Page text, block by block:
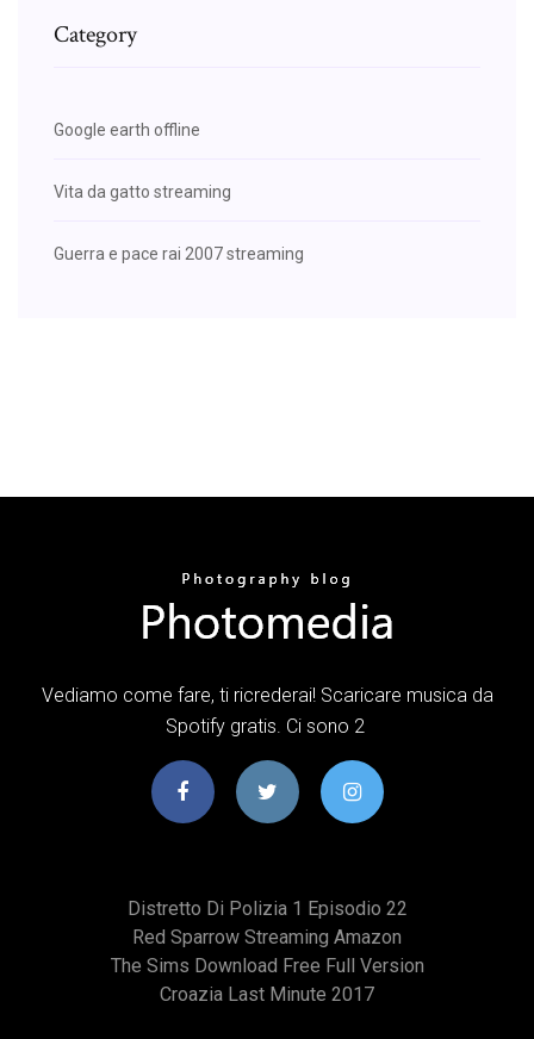
Category
Google earth offline
Vita da gatto streaming
Guerra e pace rai 2007 streaming
Vediamo come fare, ti ricrederai! Scaricare musica da
Spotify gratis. Ci sono 2
Distretto Di Polizia 1 Episodio 22
Red Sparrow Streaming Amazon
The Sims Download Free Full Version
Croazia Last Minute 2017